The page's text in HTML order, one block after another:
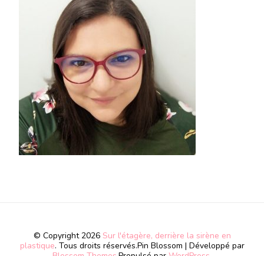
© Copyright 2026 Sur l'étagère, derrière la sirène en
plastique. Tous droits réservés.Pin Blossom | Développé par